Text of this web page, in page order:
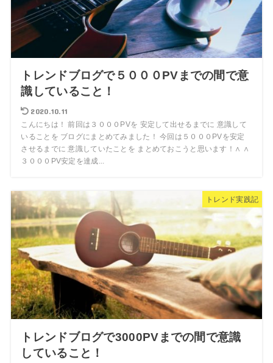
トレンドブログで５０００PVまでの間で意
識していること！
2020.10.11
こんにちは！ 前回は３０００PVを 安定して出せるまでに 意識して
いることを ブログにまとめてみました！ 今回は５０００PVを安定
させるまでに 意識していたことを まとめておこうと思います！∧ ∧
３０００PV安定を達成...
トレンド実践記
トレンドブログで3000PVまでの間で意識
していること！